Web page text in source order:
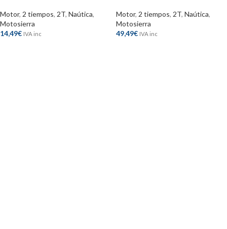
Motor, 2 tiempos, 2T, Naútica,
Motosierra
14,49€ IVA inc
Motor, 2 tiempos, 2T, Naútica,
Motosierra
49,49€ IVA inc